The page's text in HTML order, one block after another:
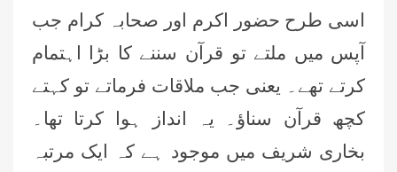
اسی طرح حضور اکرم اور صحابہ کرام جب
آپس میں ملتے تو قرآن سننے کا بڑا اہتمام
کرتے تھے۔ یعنی جب ملاقات فرماتے تو کہتے
کچھ قرآن سناؤ۔ یہ انداز ہوا کرتا تھا۔
بخاری شریف میں موجود ہے کہ ایک مرتبہ